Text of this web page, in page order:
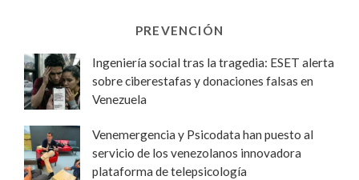
PREVENCIÓN
Ingeniería social tras la tragedia: ESET alerta
sobre ciberestafas y donaciones falsas en
Venezuela
Venemergencia y Psicodata han puesto al
servicio de los venezolanos innovadora
plataforma de telepsicología